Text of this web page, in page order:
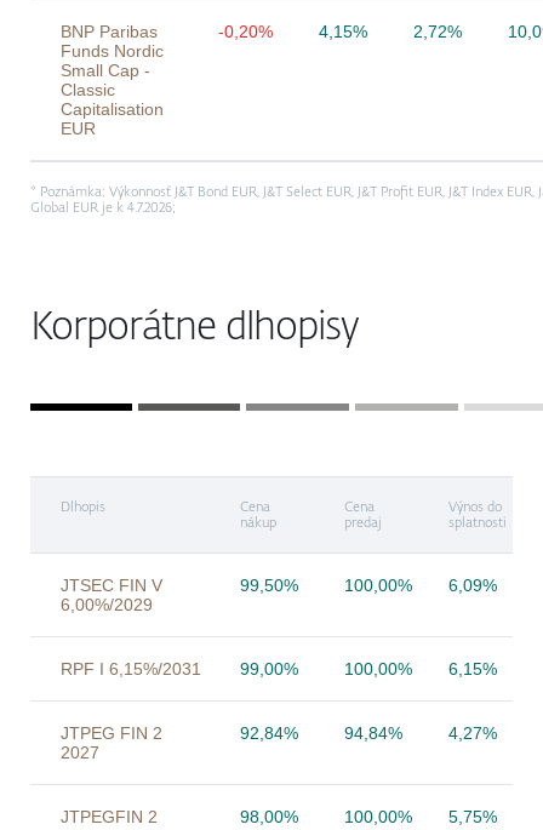
BNP Paribas
Funds Nordic
Small Cap -
Classic
Capitalisation
EUR
-0,20% 4,15% 2,72%
* Poznámka: Výkonnosť J&T Bond EUR, J&T Select EUR, J&T Profit EUR, J&T Index EUR,
Global EUR je k 4.7.2026;
Korporátne dlhopisy
Dlhopis
Cena
nákup
Cena
predaj
Výnos do
splatnosti
JTSEC FIN V
6,00%/2029
99,50% 100,00% 6,09%
RPF I 6,15%/2031 99,00% 100,00% 6,15%
JTPEG FIN 2
2027
92,84% 94,84% 4,27%
JTPEGFIN 2
98,00% 100,00% 5,75%